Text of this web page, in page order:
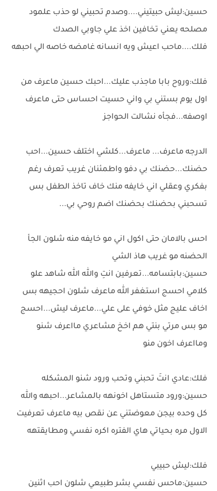
حسين:ليش حبيتيني....وصدم تحبيني لو حذب علمود
مصلحه يعني تخافين اخذ علي جاوبي الصدك
فلك....ماحب اعيش ويه انسانه غامضه خاصه الي احبهه
فلك:وروح بابا ماجذب عليك...احبك حسين ماعرف من
اول يوم بستني بي واني حسيت احساس حتى ماعرف
اوصفه...فجأه نشالت الحواجز
الدرجه ماعرف... ماعرف...كلشي اختلف حسين...احب
حضنك...حضنك بي دفو واطمئنان غريب تعرف رغم
بفكري وعقلي اني خايفه منك خاف تاخذ الطفل بس
تسحبني بحضنك بحضنك اضم روحي بي...
احس بالامان حتى اكول اني مو خايفه منه شلون الجأ
الحضنه مو غريب هاذ الشي
حسين:بابتسامه...تعرفين انتِ والله الله شاهد علو
كلامي احسج استغفر الله ماعرف شلون احجيهه بس
اخاف عليج مثل خوفي على علي...ماعرف ليش...احسج
مو بس مرتي بنتي هم اخخ مشاعري مااعرف شنو
ومااعرف اخون منو
فلك:عادي انتَ تحبني وتحب ورود شنو المشكله
حسين:ورود متستاهل اخونهه بالمشاعر...احبهه والله
كل وحده بيجن معوضتني عن نقص بيه ماعرف تعرفيت
الاول مره بحياتي هاي الفتره اكره نفسي ومطايقتهه
فلك:ليش حبيبي
حسين:ماحس نفسي بشر طبيعي شلون احب اثنين